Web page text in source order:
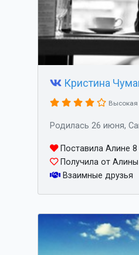
Кристина
Высокая
Родилась 26 июня,
Поставила Алине 8
Получила от Алины
Взаимные друзья